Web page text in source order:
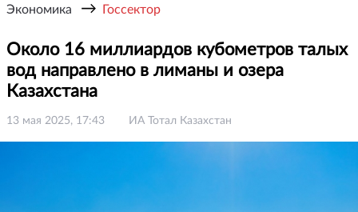
Экономика → Госсектор
Около 16 миллиардов кубометров талых
вод направлено в лиманы и озера
Казахстана
13 мая 2025, 17:43 ИА Тотал Казахстан